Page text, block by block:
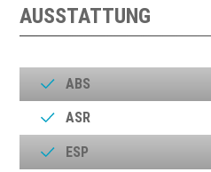
AUSSTATTUNG
ABS
ASR
ESP